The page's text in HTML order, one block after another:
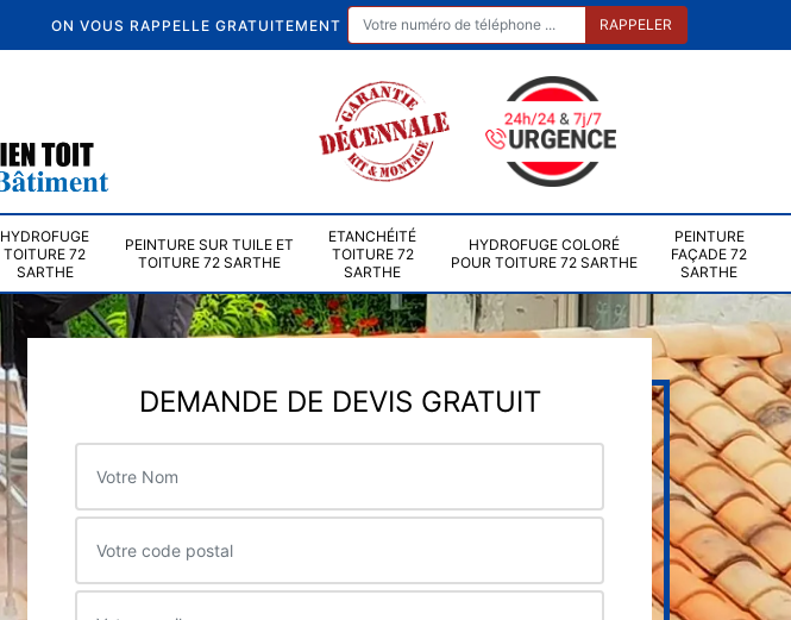
ON VOUS RAPPELLE GRATUITEMENT
HYDROFUGE
TOITURE 72
SARTHE
PEINTURE SUR TUILE ET
TOITURE 72 SARTHE
ETANCHÉITÉ
TOITURE 72
SARTHE
HYDROFUGE COLORÉ
POUR TOITURE 72 SARTHE
PEINTURE
FAÇADE 72
SARTHE
DEMANDE DE DEVIS GRATUIT